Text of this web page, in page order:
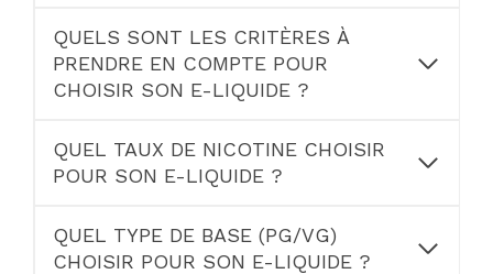
QUELS SONT LES CRITÈRES À
PRENDRE EN COMPTE POUR
CHOISIR SON E-LIQUIDE ?
QUEL TAUX DE NICOTINE CHOISIR
POUR SON E-LIQUIDE ?
QUEL TYPE DE BASE (PG/VG)
CHOISIR POUR SON E-LIQUIDE ?